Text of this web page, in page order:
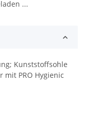
...
Kunststoffsohle
mit PRO Hygienic